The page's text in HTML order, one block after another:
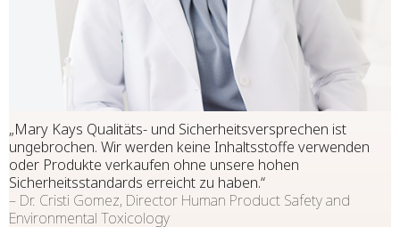
„Mary Kays Qualitäts- und Sicherheitsversprechen ist
ungebrochen. Wir werden keine Inhaltsstoffe verwenden
oder Produkte verkaufen ohne unsere hohen
Sicherheitsstandards erreicht zu haben.“
– Dr. Cristi Gomez, Director Human Product Safety and
Environmental Toxicology